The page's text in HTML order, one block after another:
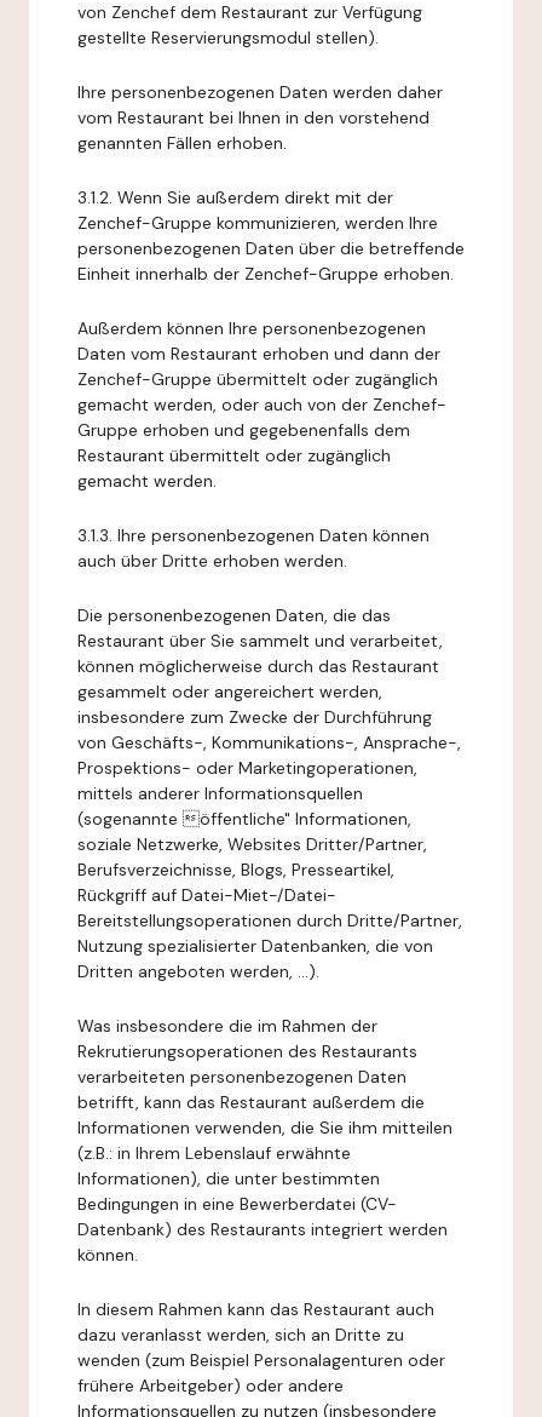
von Zenchef dem Restaurant zur Verfügung
gestellte Reservierungsmodul stellen).
Ihre personenbezogenen Daten werden daher
vom Restaurant bei Ihnen in den vorstehend
genannten Fällen erhoben.
3.1.2. Wenn Sie außerdem direkt mit der
Zenchef-Gruppe kommunizieren, werden Ihre
personenbezogenen Daten über die betreffende
Einheit innerhalb der Zenchef-Gruppe erhoben.
Außerdem können Ihre personenbezogenen
Daten vom Restaurant erhoben und dann der
Zenchef-Gruppe übermittelt oder zugänglich
gemacht werden, oder auch von der Zenchef-
Gruppe erhoben und gegebenenfalls dem
Restaurant übermittelt oder zugänglich
gemacht werden.
3.1.3. Ihre personenbezogenen Daten können
auch über Dritte erhoben werden.
Die personenbezogenen Daten, die das
Restaurant über Sie sammelt und verarbeitet,
können möglicherweise durch das Restaurant
gesammelt oder angereichert werden,
insbesondere zum Zwecke der Durchführung
von Geschäfts-, Kommunikations-, Ansprache-,
Prospektions- oder Marketingoperationen,
mittels anderer Informationsquellen
(sogenannte öffentliche" Informationen,
soziale Netzwerke, Websites Dritter/Partner,
Berufsverzeichnisse, Blogs, Presseartikel,
Rückgriff auf Datei-Miet-/Datei-
Bereitstellungsoperationen durch Dritte/Partner,
Nutzung spezialisierter Datenbanken, die von
Dritten angeboten werden, ...).
Was insbesondere die im Rahmen der
Rekrutierungsoperationen des Restaurants
verarbeiteten personenbezogenen Daten
betrifft, kann das Restaurant außerdem die
Informationen verwenden, die Sie ihm mitteilen
(z.B.: in Ihrem Lebenslauf erwähnte
Informationen), die unter bestimmten
Bedingungen in eine Bewerberdatei (CV-
Datenbank) des Restaurants integriert werden
können.
In diesem Rahmen kann das Restaurant auch
dazu veranlasst werden, sich an Dritte zu
wenden (zum Beispiel Personalagenturen oder
frühere Arbeitgeber) oder andere
Informationsquellen zu nutzen (insbesondere